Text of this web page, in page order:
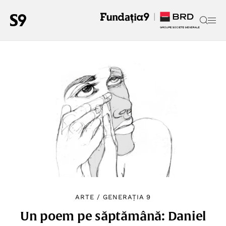
ARTE / GENERAȚIA 9
Un poem pe săptămână: Daniel